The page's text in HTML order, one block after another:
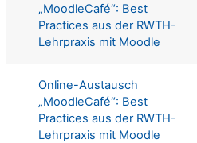
„MoodleCafé“: Best
Practices aus der RWTH-
Lehrpraxis mit Moodle
Online-Austausch
„MoodleCafé“: Best
Practices aus der RWTH-
Lehrpraxis mit Moodle